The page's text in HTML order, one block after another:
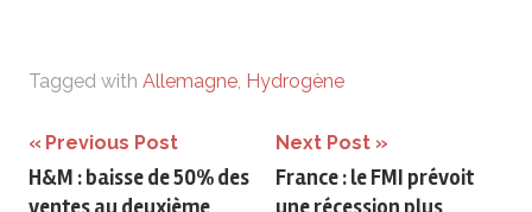
Tagged with Allemagne, Hydrogène
Navigation
de
Previous Post
H&M : baisse de 50% des
Next Post
France : le FMI prévoit